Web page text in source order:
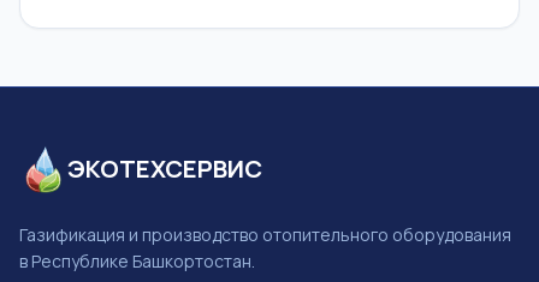
ЭКОТЕХСЕРВИС
Газификация и производство отопительного оборудования
в Республике Башкортостан.